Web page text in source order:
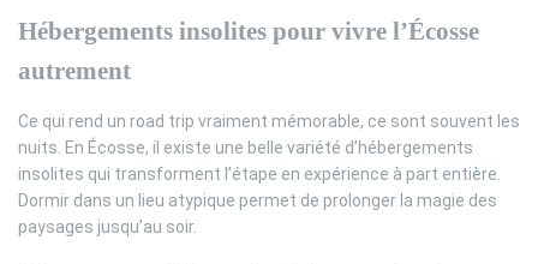
Hébergements insolites pour vivre l’Écosse
autrement
Ce qui rend un road trip vraiment mémorable, ce sont souvent les
nuits. En Écosse, il existe une belle variété d’hébergements
insolites qui transforment l’étape en expérience à part entière.
Dormir dans un lieu atypique permet de prolonger la magie des
paysages jusqu’au soir.